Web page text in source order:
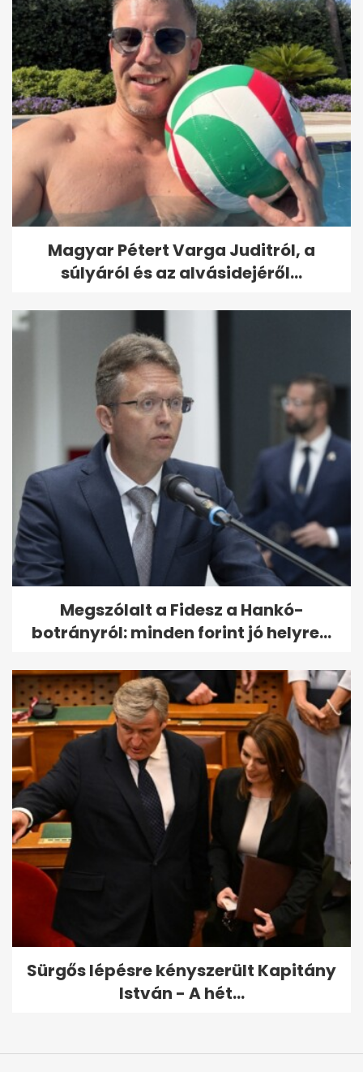
Magyar Pétert Varga Juditról, a
súlyáról és az alvásidejéről...
Megszólalt a Fidesz a Hankó-
botrányról: minden forint jó helyre...
Sürgős lépésre kényszerült Kapitány
István - A hét...